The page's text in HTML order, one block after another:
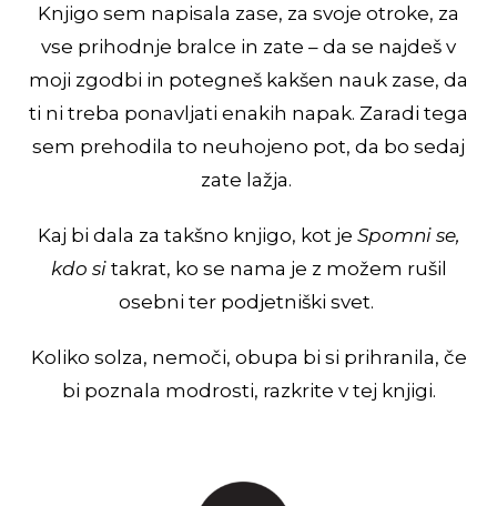
Knjigo sem napisala zase, za svoje otroke, za
vse prihodnje bralce in zate – da se najdeš v
moji zgodbi in potegneš kakšen nauk zase, da
ti ni treba ponavljati enakih napak. Zaradi tega
sem prehodila to neuhojeno pot, da bo sedaj
zate lažja.
Kaj bi dala za takšno knjigo, kot je Spomni se,
kdo si takrat, ko se nama je z možem rušil
osebni ter podjetniški svet.
Koliko solza, nemoči, obupa bi si prihranila, če
bi poznala modrosti, razkrite v tej knjigi.